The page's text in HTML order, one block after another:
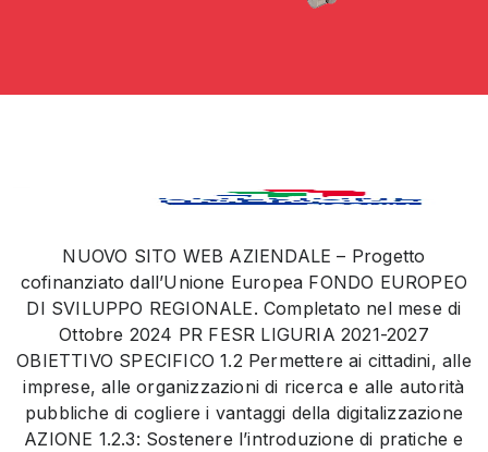
NUOVO SITO WEB AZIENDALE – Progetto
cofinanziato dall’Unione Europea FONDO EUROPEO
DI SVILUPPO REGIONALE. Completato nel mese di
Ottobre 2024 PR FESR LIGURIA 2021-2027
OBIETTIVO SPECIFICO 1.2 Permettere ai cittadini, alle
imprese, alle organizzazioni di ricerca e alle autorità
pubbliche di cogliere i vantaggi della digitalizzazione
AZIONE 1.2.3: Sostenere l’introduzione di pratiche e